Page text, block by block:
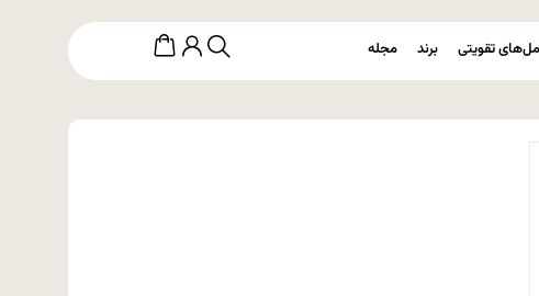
تقویتی برند مجله